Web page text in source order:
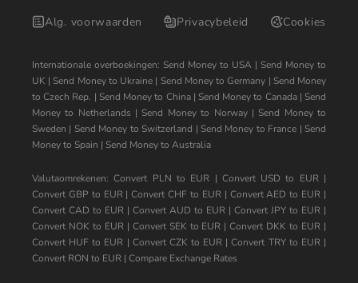
Alg. voorwaarden Privacybeleid Cookies
Internationale overboekingen: Send Money to USA | Send Money to
UK | Send Money to Ukraine | Send Money to Germany | Send Money
to Czech Rep. | Send Money to China| Send Money to Canada| Send
Money to Netherlands | Send Money to Norway| Send Money to
Sweden | Send Money to Switzerland | Send Money to France | Send
Money to Spain | Send Money to Australia
Valutaomrekenen:Convert PLN to EUR | Convert USD to EUR|
Convert GBP to EUR|Convert CHF to EUR| Convert AED to EUR |
Convert CAD to EUR | Convert AUD to EUR | Convert JPY to EUR |
Convert NOK to EUR| Convert SEK to EUR |Convert DKK to EUR |
Convert HUF to EUR | Convert CZK to EUR |Convert TRY to EUR|
Convert RON to EUR | Compare Exchange Rates